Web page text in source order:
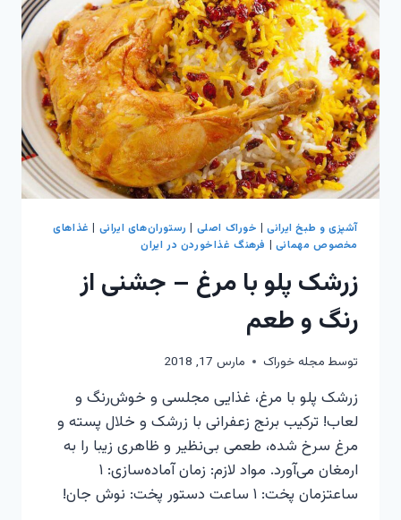
آشپزی و طبخ ایرانی| خوراک اصلی | رستوران‌های ایرانی | غذاهای
مخصوص مهمانی | فرهنگ غذاخوردن در ایران
زرشک پلو با مرغ – جشنی از
رنگ و طعم
توسط مجله خوراک مارس 17, 2018
زرشک پلو با مرغ، غذایی مجلسی و خوش‌رنگ و
لعاب! ترکیب برنج زعفرانی با زرشک و خلال پسته و
مرغ سرخ شده، طعمی بی‌نظیر و ظاهری زیبا را به
ارمغان می‌آورد. مواد لازم: زمان آماده‌سازی: ۱
ساعتزمان پخت: ۱ ساعت دستور پخت: نوش جان!